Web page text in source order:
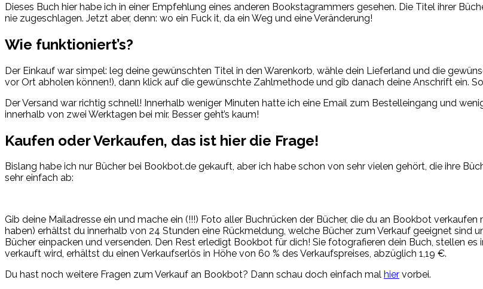
Dieses Buch hier habe ich in einer Empfehlung eines anderen Bookstagrammers gesehen. Die Titel ihrer
nie zugeschlagen. Jetzt aber, denn: wo ein Fuck it, da ein Weg und eine Veränderung!
Wie funktioniert’s?
Der Einkauf war simpel: leg deine gewünschten Titel in den Warenkorb, wähle dein Lieferland und die
vor Ort abholen können!), dann klick auf die gewünschte Zahlmethode und gib danach deine Anschrift ein.
Der Versand war richtig schnell! Innerhalb weniger Minuten hatte ich eine Email zum Bestelleingang und
innerhalb von zwei Werktagen bei mir. Besser geht’s kaum!
Kaufen oder Verkaufen, das ist hier die Frage!
Bislang habe ich nur Bücher bei Bookbot.de gekauft, aber ich habe schon von sehr vielen gehört, die ihre
sehr einfach ab:
Gib deine Mailadresse ein und mache ein (!!!) Foto aller Buchrücken der Bücher, die du an Bookbot
haben) erhältst du innerhalb von 24 Stunden eine Rückmeldung, welche Bücher zum Verkauf geeignet sind
Bücher einpacken und versenden. Den Rest erledigt Bookbot für dich! Sie fotografieren dein Buch, stellen
verkauft wird, erhältst du einen Verkaufserlös in Höhe von 60 % des Verkaufspreises, abzüglich 1,19 €.
Du hast noch weitere Fragen zum Verkauf an Bookbot? Dann schau doch einfach mal hier vorbei.